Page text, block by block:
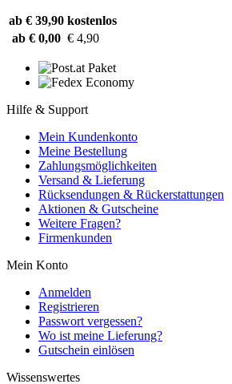
ab € 39,90 kostenlos
ab € 0,00 € 4,90
Hilfe & Support
Mein Kundenkonto
Meine Bestellung
Zahlungsmöglichkeiten
Versand & Lieferung
Rücksendungen & Rückerstattungen
Aktionen & Gutscheine
Weitere Fragen?
Firmenkunden
Mein Konto
Anmelden
Registrieren
Passwort vergessen?
Wo ist meine Lieferung?
Gutschein einlösen
Wissenswertes